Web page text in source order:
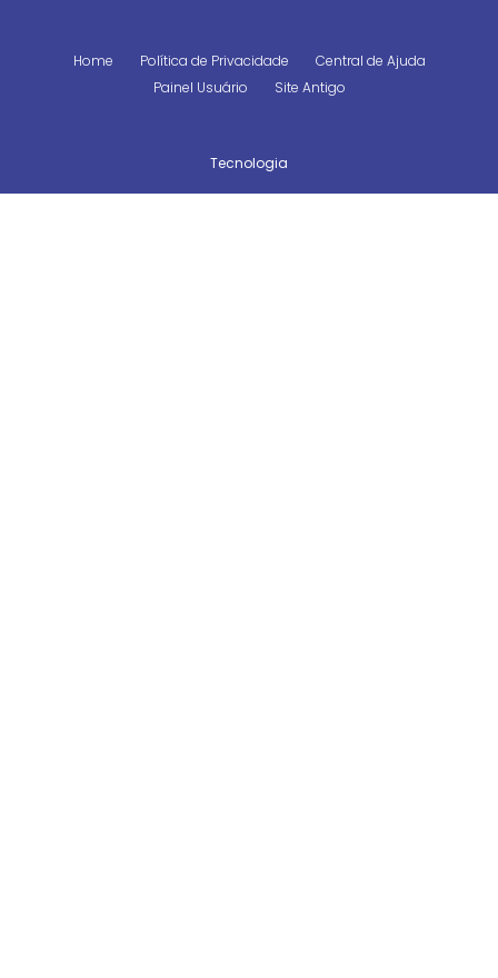
Home Política de Privacidade
Central de Ajuda
Painel Usuário
Site Antigo
Tecnologia